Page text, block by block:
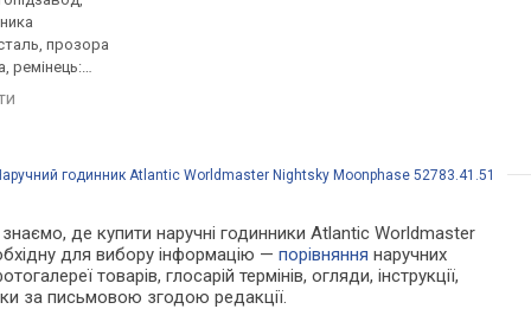
прозора
ремінець:
WR 100,
годинник Atlantic Worldmaster Nightsky Moonphase 52783.41.51
де купити наручні годинники Atlantic Worldmaster
для вибору інформацію —порівняння наручних
товарів, глосарій термінів, огляди, інструкції,
за письмовою згодою редакції.